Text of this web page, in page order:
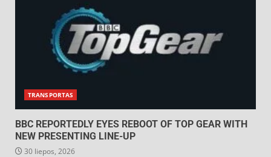
TRANSPORTAS
BBC REPORTEDLY EYES REBOOT OF TOP GEAR WITH
NEW PRESENTING LINE-UP
30 liepos, 2026